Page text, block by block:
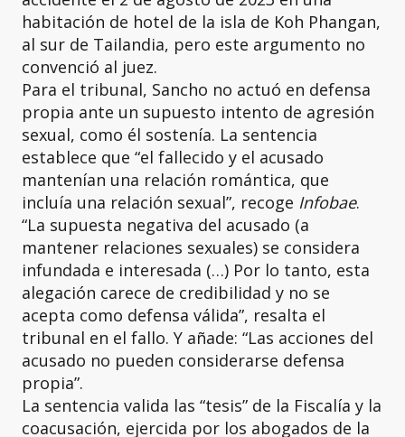
habitación de hotel de la isla de Koh Phangan,
al sur de Tailandia, pero este argumento no
convenció al juez.
Para el tribunal, Sancho no actuó en defensa
propia ante un supuesto intento de agresión
sexual, como él sostenía. La sentencia
establece que “el fallecido y el acusado
mantenían una relación romántica, que
incluía una relación sexual”, recoge Infobae.
“La supuesta negativa del acusado (a
mantener relaciones sexuales) se considera
infundada e interesada (…) Por lo tanto, esta
alegación carece de credibilidad y no se
acepta como defensa válida”, resalta el
tribunal en el fallo. Y añade: “Las acciones del
acusado no pueden considerarse defensa
propia”.
La sentencia valida las “tesis” de la Fiscalía y la
coacusación, ejercida por los abogados de la